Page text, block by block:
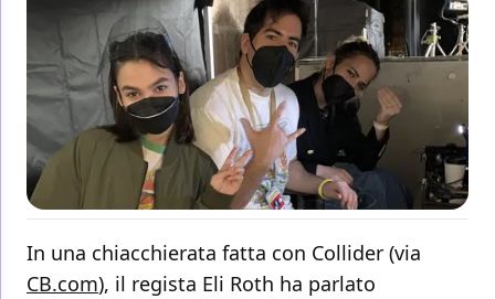
In una chiacchierata fatta con Collider (via
CB.com), il regista Eli Roth ha parlato